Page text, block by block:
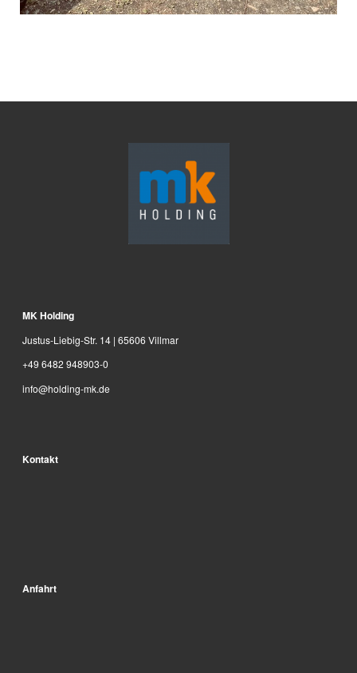
MK Holding
Justus-Liebig-Str. 14 | 65606 Villmar
+49 6482 948903-0
info@holding-mk.de
Kontakt
Anfahrt